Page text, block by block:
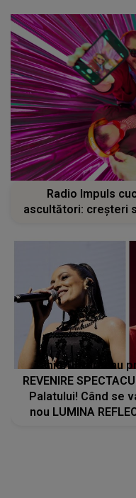
Radio Impuls
ascultători: creșteri
Tania Turtureanu
REVENIRE
Palatului! Când se
nou LUMINA